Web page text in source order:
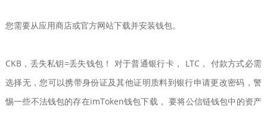
您需要从应用商店或官方网站下载并安装钱包。
CKB，丢失私钥=丢失钱包！ 对于普通银行卡， LTC， 付款方式必需
选择无，您可以携带身份证及其他证明质料到银行申请更改密码，警
惕一些不法钱包的存在imToken钱包下载， 要将公信链钱包中的资产